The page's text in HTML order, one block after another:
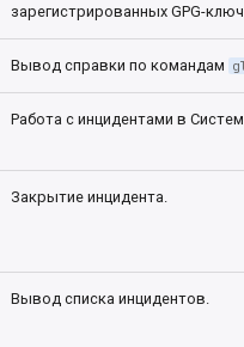
зарегистрированных GPG-
Вывод справки по командам
Работа с инцидентами в
Закрытие инцидента.
Вывод списка инцидентов.